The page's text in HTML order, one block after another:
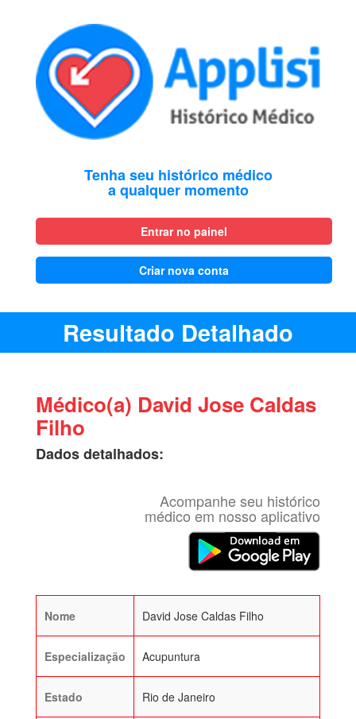
Tenha seu histórico médico
a qualquer momento
Entrar no painel
Criar nova conta
Resultado Detalhado
Médico(a) David Jose Caldas
Filho
Dados detalhados:
Acompanhe seu histórico
médico em nosso aplicativo
Nome David Jose Caldas Filho
Especialização Acupuntura
Estado Rio de Janeiro